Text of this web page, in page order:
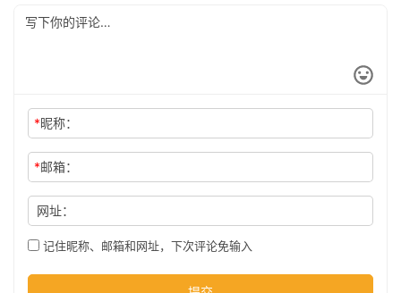
科
技
*昵称：
*邮箱：
网址：
记住昵称、邮箱和网址，下次评论免输入